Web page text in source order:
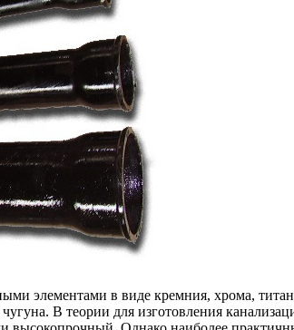
элементами в виде кремния, хрома,
В теории для изготовления